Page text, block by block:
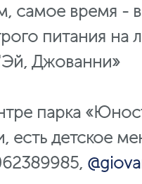
самое время -
питания на
Джованни»
парка
есть детское